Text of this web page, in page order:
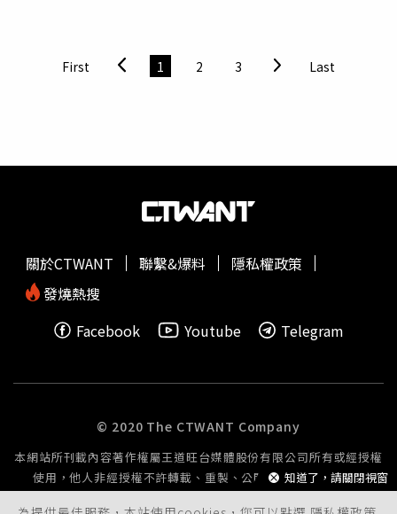
的明顯升溫。
昕聯心」的低樓層「股東戶」，預售入手價為1464萬元，
扣除車位190萬元，換算每坪單價不到30萬元；目前該物件
史最高價每坪62萬元，近一年成交均價56.99萬元。A小姐
戶，觀感不佳，若民眾不察很可能成為「盤子」幫忙墊高林
口房價，因而向媒體爆料。林口三井OUTLET一館和二館的
（圖／新北市觀光局提供）林口新市鎮又可細分為三井
OUTLET生活圈、家樂福生活圈、北側生活圈及南勢生活
勢中心資深經理陳定中分析，忠孝路以北至中山路以南又稱
望七，中古屋均價落在每坪45.3萬元。A小姐認為，亞昕股
東預售時入手價也才1464萬元，現在出場開價是乘以2在
賣，而且還高出區域行情，讓她覺得有炒房嫌疑。（圖／A
小姐提供）對於民眾爆料，陳定中表示，房價從2019年到
現在翻倍，是很有可能的，但以該物件條件來看，開價
First 1 2 3 Last
知道了，請關閉視窗
關於CTWANT 聯繫&爆料
隱私權政策
發燒熱搜
Facebook
Youtube Telegram
© 2020 The CTWANT Company
本網站所刊載內容著作權屬王道旺台媒體股份有限公司所有或經授權
使用，他人非經授權不許轉載、重製、公開播送或公開傳輸。